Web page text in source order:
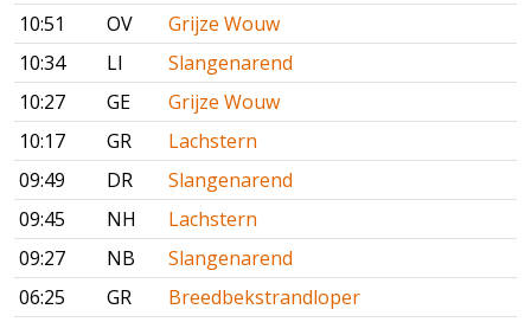
10:51
OV
Grijze Wouw
10:34
LI
Slangenarend
10:27
GE
Grijze Wouw
10:17
GR
Lachstern
09:49
DR
Slangenarend
09:45
NH
Lachstern
09:27
NB
Slangenarend
06:25
GR
Breedbekstrandloper